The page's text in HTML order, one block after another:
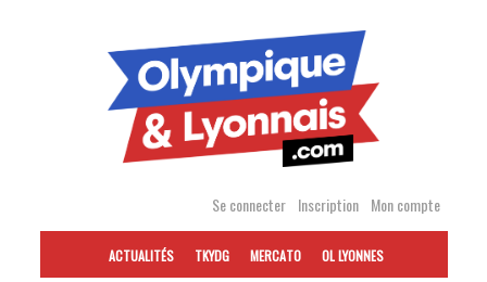
Se connecter Inscription Mon compte
ACTUALITÉS TKYDG MERCATO OL LYONNES